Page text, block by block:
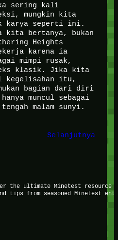
sering kali
mungkin kita
karya seperti ini.
kita bertanya, bukan
Heights
karena ia
mimpi rusak,
klasik. Jika kita
kegelisahan itu,
bagian dari diri
muncul sebagai
malam sunyi.
Selanjutnya
the ultimate Minetest
tips from seasoned Minetest